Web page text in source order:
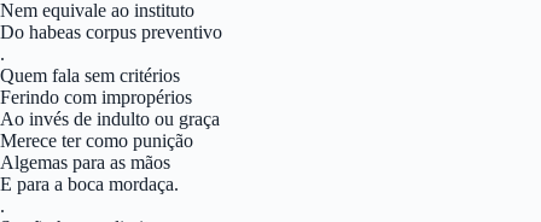
Nem equivale ao instituto
Do habeas corpus preventivo
.
Quem fala sem critérios
Ferindo com impropérios
Ao invés de indulto ou graça
Merece ter como punição
Algemas para as mãos
E para a boca mordaça.
.